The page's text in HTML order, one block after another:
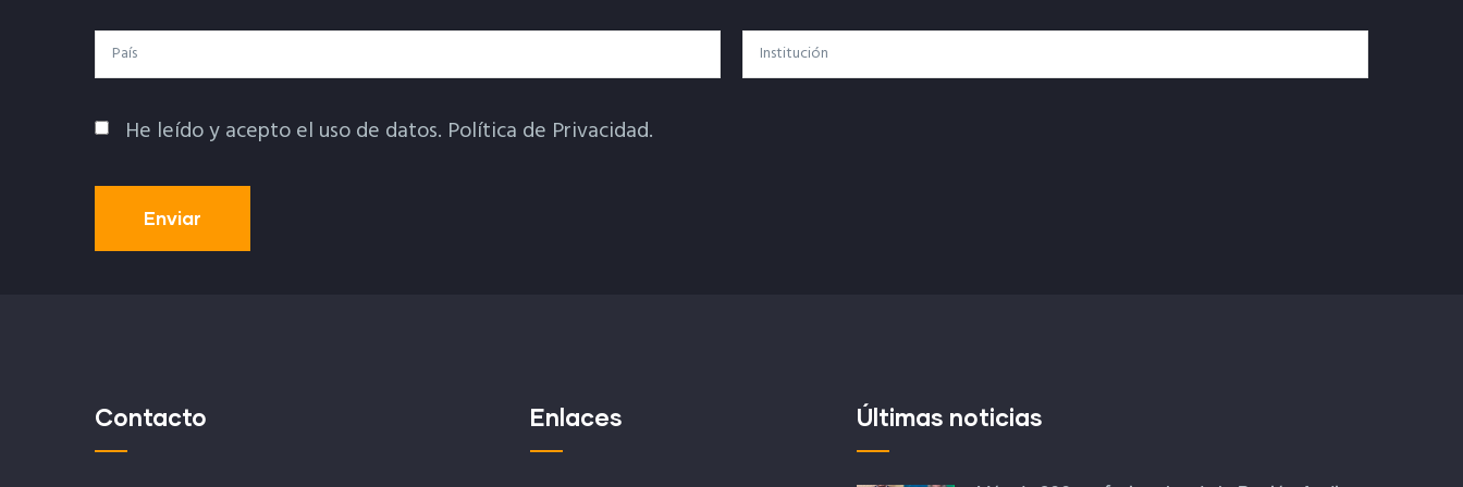
País Institución
Política De Privacidad
He leído y acepto el uso de datos. Política de Privacidad.
Contacto Enlaces Últimas noticias